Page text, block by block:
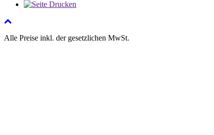
Alle Preise inkl. der gesetzlichen MwSt.